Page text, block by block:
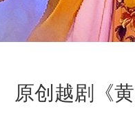
原创越剧《